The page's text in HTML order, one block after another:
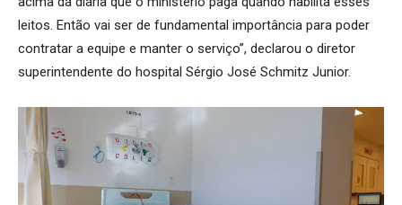
leitos. Então vai ser de fundamental importância para poder
contratar a equipe e manter o serviço”, declarou o diretor
superintendente do hospital Sérgio José Schmitz Junior.